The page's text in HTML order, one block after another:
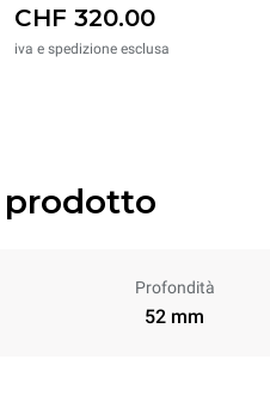
CHF 320.00
iva e spedizione esclusa
Profondità
52 mm